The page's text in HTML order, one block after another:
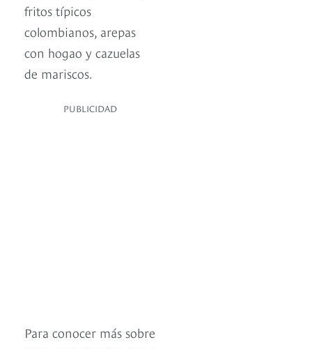
fritos típicos
colombianos, arepas
con hogao y cazuelas
de mariscos.
PUBLICIDAD
Para conocer más sobre